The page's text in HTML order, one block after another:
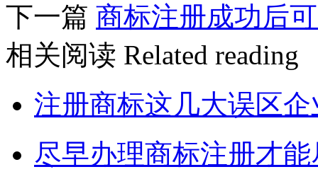
下一篇 商标注册成功后
相关阅读 Related reading
注册商标这几大误区
尽早办理商标注册才